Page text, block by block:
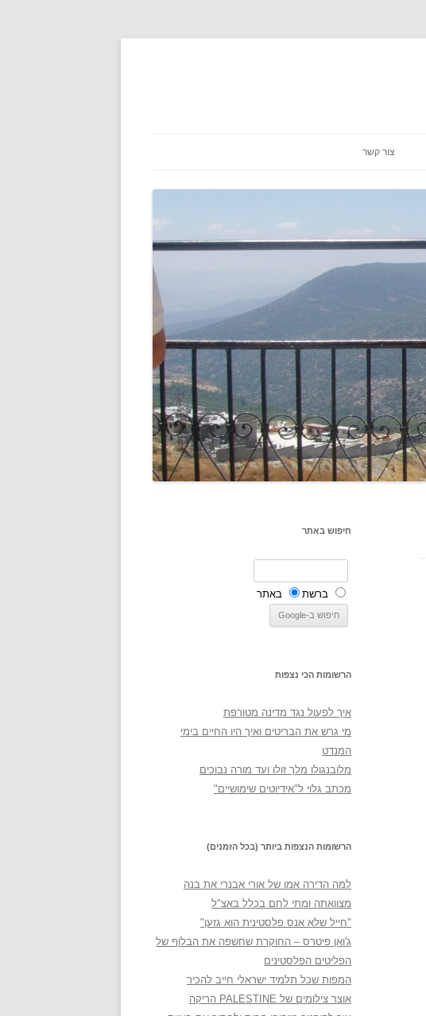
צור קשר
חיפוש באתר
ברשת באתר
הרשומות הכי נצפות
איך לפעול נגד מדינה מטורפת
מי גרש את הבריטים ואיך היו החיים בימי
המנדט
מלובנגולו מלך זולו ועד מורה נבוכים
מכתב גלוי ל"אידיוטים שימושיים"
הרשומות הנצפות ביותר (בכל הזמנים)
למה הדירה אמו של אורי אבנרי את בנה
מצוואתה ומתי לחם בכלל באצ"ל
"חייל שלא אנס פלסטינית הוא גזען"
ג'ואן פיטרס – החוקרת שחשפה את הבלוף של
הפליטים הפלסטינים
המפות שכל תלמיד ישראלי חייב להכיר
אוצר צילומים של PALESTINE הריקה